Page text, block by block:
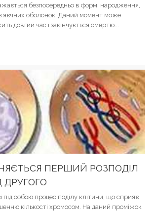
безпосередньо в формі народження,
яєчних оболонок. Даний момент може
довгий час і закінчується смертю...
ПЕРШИЙ РОЗПОДІЛ
ДРУГОГО
під собою процес поділу клітини, що сприяє
кількості хромосом. На даний проміжок